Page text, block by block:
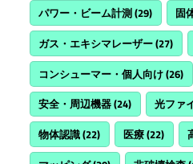
パワー・ビーム計測(29) 固
ガス・エキシマレーザー(27)
コンシューマー・個人向け(26)
安全・周辺機器(24) 光ファ
物体認識(22) 医療(22)